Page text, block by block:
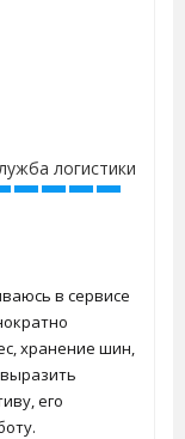
логистики
в сервисе
хранение шин,
его